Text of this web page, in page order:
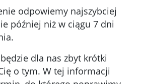
odpowiemy najszybciej
później niż w ciągu 7 dni
dla nas zbyt krótki
o tym. W tej informacji